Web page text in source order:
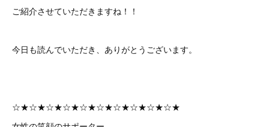
ご紹介させていただきますね！！
今日も読んでいただき、ありがとうございます。
☆★☆★☆★☆★☆★☆★☆★☆★☆★☆★